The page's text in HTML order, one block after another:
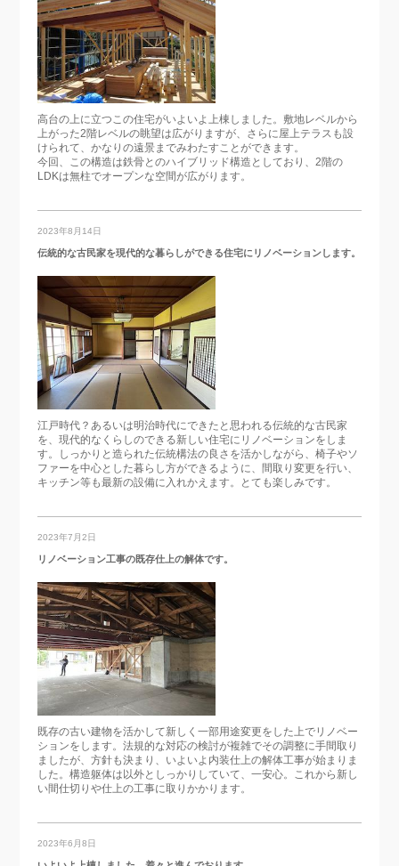
高台の上に立つこの住宅がいよいよ上棟しました。敷地レベルから
上がった2階レベルの眺望は広がりますが、さらに屋上テラスも設
けられて、かなりの遠景までみわたすことができます。
今回、この構造は鉄骨とのハイブリッド構造としており、2階の
LDKは無柱でオープンな空間が広がります。
2023年8月14日
伝統的な古民家を現代的な暮らしができる住宅にリノベーションします。
江戸時代？あるいは明治時代にできたと思われる伝統的な古民家
を、現代的なくらしのできる新しい住宅にリノベーションをしま
す。しっかりと造られた伝統構法の良さを活かしながら、椅子やソ
ファーを中心とした暮らし方ができるように、間取り変更を行い、
キッチン等も最新の設備に入れかえます。とても楽しみです。
2023年7月2日
リノベーション工事の既存仕上の解体です。
既存の古い建物を活かして新しく一部用途変更をした上でリノベー
ションをします。法規的な対応の検討が複雑でその調整に手間取り
ましたが、方針も決まり、いよいよ内装仕上の解体工事が始まりま
した。構造躯体は以外としっかりしていて、一安心。これから新し
い間仕切りや仕上の工事に取りかかります。
2023年6月8日